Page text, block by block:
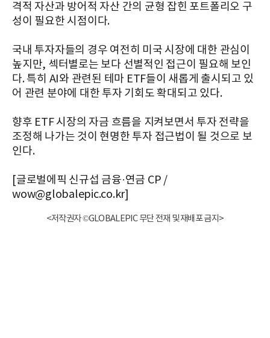
격적 자산과 방어적 자산 간의 균형 잡힌 포트폴리오 구
성이 필요한 시점이다.
국내 투자자들의 경우 여전히 미국 시장에 대한 관심이
높지만, 섹터별로는 보다 선별적인 접근이 필요해 보인
다. 특히 AI와 관련된 테마 ETF들이 새롭게 출시되고 있
어 관련 분야에 대한 투자 기회도 확대되고 있다.
향후 ETF 시장의 자금 흐름을 지켜보면서 투자 전략을
조정해 나가는 것이 현명한 투자 접근법이 될 것으로 보
인다.
[글로벌에픽 신규섭 금융·연금 CP /
wow@globalepic.co.kr]
<저작권자 ©GLOBALEPIC 무단 전재 및 재배포 금지>